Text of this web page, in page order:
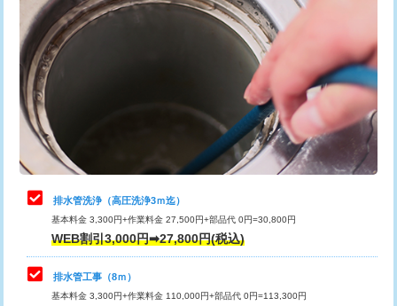
管・ポリ管・HT管使用/3ｍまで)
給水管工事※（ライニング鋼管・銅
管・ポリ管・HT管使用/3ｍ超え)
+8,800円
排水管工事（土の掘削・埋め戻し作
業）
11,000円~
排水管工事（排水管工事/3ｍまで） 55,000円
排水管工事（追加 排水管工事/3ｍ超
え）
マス交換（土の掘削・埋め戻し作業）
マス交換（深さ50㎝未満）
追加トーラー機使用/3m超え +3,300円
カメラ調査 33,000円
桝清掃 8,800円
止水・漏水調査・防水処理・清掃・修
理・調整・分解・加工など（軽作業）
11,000円
止水・漏水調査・防水処理・清掃・修
理・調整・分解・加工など（中作業）
22,000円
止水・漏水調査・防水処理・清掃・修
理・調整・分解・加工など（重作業）
33,000円
その他部品の脱着
排水管洗浄（高圧洗浄3ｍ迄）
基本料金 3,300円+作業料金 27,500円+部品代 0円=30,800円
WEB割引3,000円➡27,800円(税込)
排水管工事（8ｍ）
基本料金 3,300円+作業料金 110,000円+部品代 0円=113,300円